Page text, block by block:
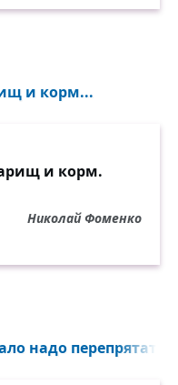
и корм...
и корм.
Николай Фоменко
надо